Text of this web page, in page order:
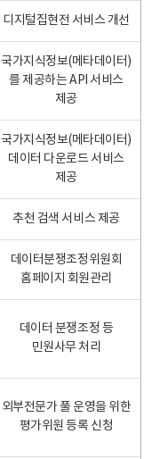
디지털집현전 서비스 개선
국가지식정보(메타데이터)
를 제공하는 API 서비스
제공
국가지식정보(메타데이터)
데이터 다운로드 서비스
제공
추천 검색 서비스 제공
데이터분쟁조정위원회
홈페이지 회원관리
데이터 분쟁조정 등
민원사무 처리
외부전문가 풀 운영을 위한
평가위원 등록 신청